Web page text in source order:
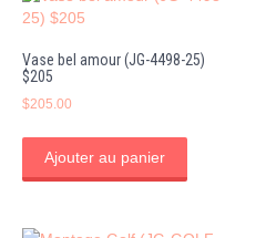
Vase bel amour (JG-4498-25)
$205
$205.00
Ajouter au panier